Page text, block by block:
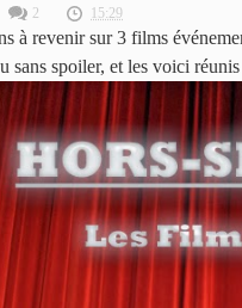
2 15:29
à revenir sur 3 films
sans spoiler, et les voici